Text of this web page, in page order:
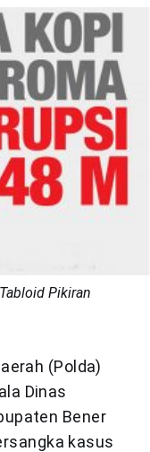
Pikiran
(Polda)
Dinas
Bener
kasus